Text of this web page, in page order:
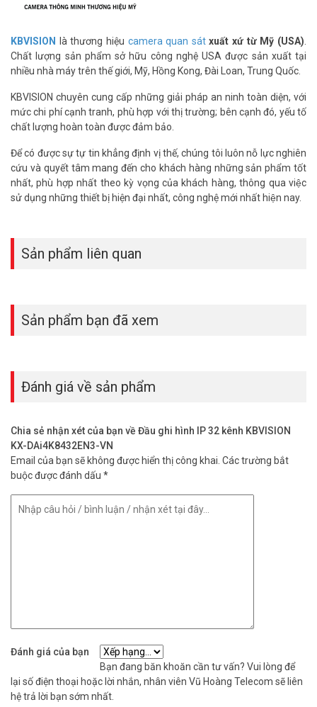
KBVISION là thương hiệu camera quan sát xuất xứ từ Mỹ (USA)
Chất lượng sản phẩm sở hữu công nghệ USA được sản xuất tại
nhiều nhà máy trên thế giới, Mỹ, Hồng Kong, Đài Loan, Trung Quốc.
KBVISION chuyên cung cấp những giải pháp an ninh toàn diện, với
mức chi phí cạnh tranh, phù hợp với thị trường; bên cạnh đó, yếu tố
chất lượng hoàn toàn được đảm bảo.
Để có được sự tự tin khẳng định vị thế, chúng tôi luôn nỗ lực nghiên
cứu và quyết tâm mang đến cho khách hàng những sản phẩm tốt
nhất, phù hợp nhất theo kỳ vọng của khách hàng, thông qua việc
sử dụng những thiết bị hiện đại nhất, công nghệ mới nhất hiện nay.
Sản phẩm liên quan
Sản phẩm bạn đã xem
Đánh giá về sản phẩm
Chia sẻ nhận xét của bạn về Đầu ghi hình IP 32 kênh KBVISION
KX-DAi4K8432EN3-VN
Email của bạn sẽ không được hiển thị công khai. Các trường bắt
buộc được đánh dấu *
Đánh giá của bạn
Bạn đang băn khoăn cần tư vấn? Vui lòng để
lại số điện thoại hoặc lời nhắn, nhân viên Vũ Hoàng Telecom sẽ liên
hệ trả lời bạn sớm nhất.